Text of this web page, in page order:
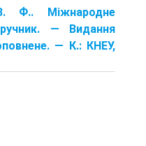
Ф.. Міжнародне
— Видання
— К.: КНЕУ,